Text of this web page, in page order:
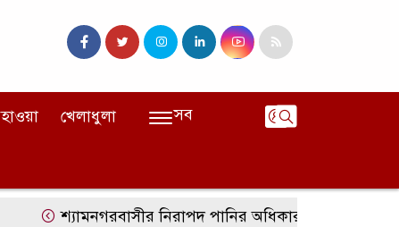
খেলাধুলা সব
শ্যামনগরবাসীর নিরাপদ পানির অধিকার নিশ্চিত করতে